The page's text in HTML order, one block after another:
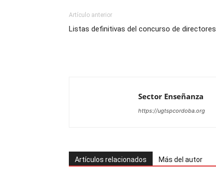
Artículo anterior
Listas definitivas del concurso de directores
Sector Enseñanza
https://ugtspcordoba.org
Artículos relacionados Más del autor